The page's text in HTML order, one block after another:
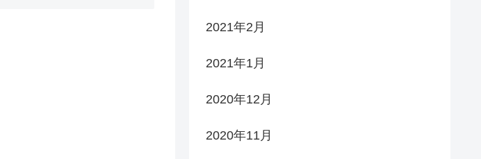
2021年2月
2021年1月
2020年12月
2020年11月